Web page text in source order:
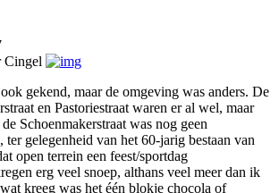
Cingel
gekend, maar de omgeving was anders. De
en Pastoriestraat waren er al wel, maar
Schoenmakerstraat was nog geen
gelegenheid van het 60-jarig bestaan van
open terrein een feest/sportdag
erg veel snoep, althans veel meer dan ik
kreeg was het één blokje chocola of